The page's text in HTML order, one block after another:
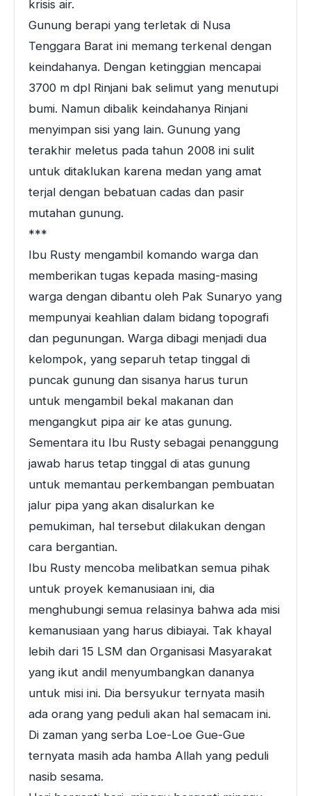
krisis air.
Gunung berapi yang terletak di Nusa
Tenggara Barat ini memang terkenal dengan
keindahanya. Dengan ketinggian mencapai
3700 m dpl Rinjani bak selimut yang menutupi
bumi. Namun dibalik keindahanya Rinjani
menyimpan sisi yang lain. Gunung yang
terakhir meletus pada tahun 2008 ini sulit
untuk ditaklukan karena medan yang amat
terjal dengan bebatuan cadas dan pasir
mutahan gunung.
***
Ibu Rusty mengambil komando warga dan
memberikan tugas kepada masing-masing
warga dengan dibantu oleh Pak Sunaryo yang
mempunyai keahlian dalam bidang topografi
dan pegunungan. Warga dibagi menjadi dua
kelompok, yang separuh tetap tinggal di
puncak gunung dan sisanya harus turun
untuk mengambil bekal makanan dan
mengangkut pipa air ke atas gunung.
Sementara itu Ibu Rusty sebagai penanggung
jawab harus tetap tinggal di atas gunung
untuk memantau perkembangan pembuatan
jalur pipa yang akan disalurkan ke
pemukiman, hal tersebut dilakukan dengan
cara bergantian.
Ibu Rusty mencoba melibatkan semua pihak
untuk proyek kemanusiaan ini, dia
menghubungi semua relasinya bahwa ada misi
kemanusiaan yang harus dibiayai. Tak khayal
lebih dari 15 LSM dan Organisasi Masyarakat
yang ikut andil menyumbangkan dananya
untuk misi ini. Dia bersyukur ternyata masih
ada orang yang peduli akan hal semacam ini.
Di zaman yang serba Loe-Loe Gue-Gue
ternyata masih ada hamba Allah yang peduli
nasib sesama.